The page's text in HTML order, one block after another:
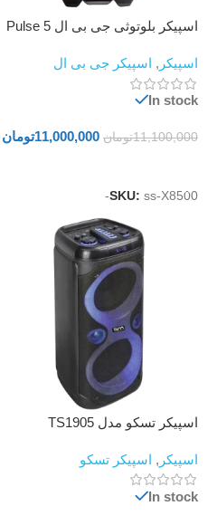
اسپیکر بلوتوثی جی بی ال Pulse 5
اسپیکر , اسپیکر جی بی ال
In stock
11,100,000تومان 11,000,000تومان
SKU: ss-X8500-
اسپیکر تسکو مدل TS1905
اسپیکر , اسپیکر تسکو
In stock